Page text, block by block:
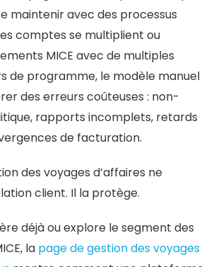
maintenir avec des processus
comptes se multiplient ou
MICE avec de multiples
de programme, le modèle manuel
des erreurs coûteuses : non-
rapports incomplets, retards
de facturation.
des voyages d’affaires ne
client. Il la protège.
déjà ou explore le segment des
la page de gestion des voyages